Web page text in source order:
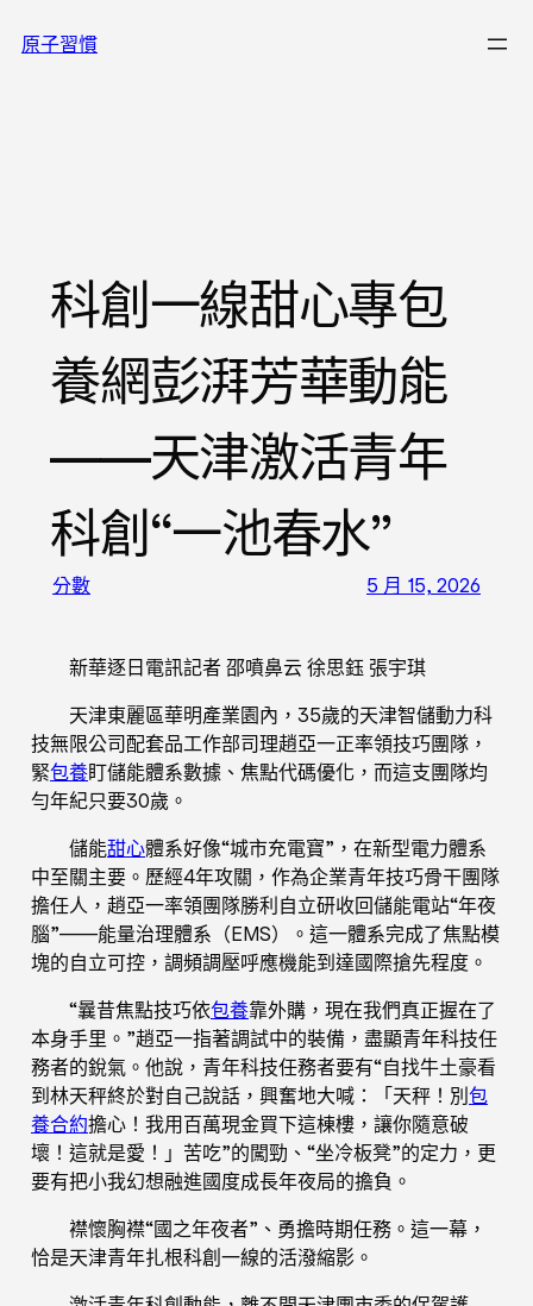
至原子習慣
科創一線甜心專包
養網彭湃芳華動能
——天津激活青年
科創“一池春水”
分數 5 月 15, 2026
新華逐日電訊記者 邵噴鼻云 徐思鈺 張宇琪
天津東麗區華明產業園內，35歲的天津智儲動力科
技無限公司配套品工作部司理趙亞一正率領技巧團隊，
緊包養盯儲能體系數據、焦點代碼優化，而這支團隊均
勻年紀只要30歲。
儲能甜心體系好像“城市充電寶”，在新型電力體系
中至關主要。歷經4年攻關，作為企業青年技巧骨干團隊
擔任人，趙亞一率領團隊勝利自立研收回儲能電站“年夜
腦”——能量治理體系（EMS）。這一體系完成了焦點模
塊的自立可控，調頻調壓呼應機能到達國際搶先程度。
“曩昔焦點技巧依包養靠外購，現在我們真正握在了
本身手里。”趙亞一指著調試中的裝備，盡顯青年科技任
務者的銳氣。他說，青年科技任務者要有“自找牛土豪看
到林天秤終於對自己說話，興奮地大喊：「天秤！別包
養合約擔心！我用百萬現金買下這棟樓，讓你隨意破
壞！這就是愛！」苦吃”的闖勁、“坐冷板凳”的定力，更
要有把小我幻想融進國度成長年夜局的擔負。
襟懷胸襟“國之年夜者”、勇擔時期任務。這一幕，
恰是天津青年扎根科創一線的活潑縮影。